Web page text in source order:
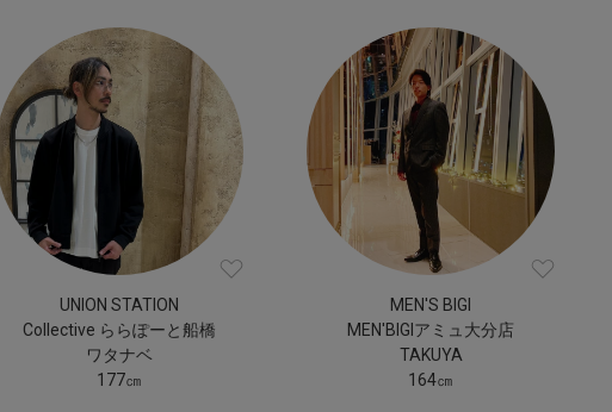
UNION STATION
Collective ららぽーと船橋
ワタナベ
177㎝
MEN'S BIGI
MEN'BIGIアミュ大分店
TAKUYA
164㎝